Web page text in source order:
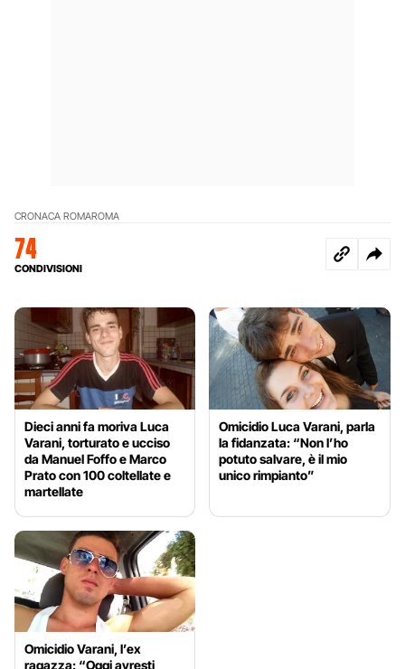
CRONACA ROMAROMA
74
CONDIVISIONI
Dieci anni fa moriva Luca
Varani, torturato e ucciso
da Manuel Foffo e Marco
Prato con 100 coltellate e
martellate
Omicidio Luca Varani, parla
la fidanzata: “Non l’ho
potuto salvare, è il mio
unico rimpianto”
Omicidio Varani, l’ex
ragazza: “Oggi avresti